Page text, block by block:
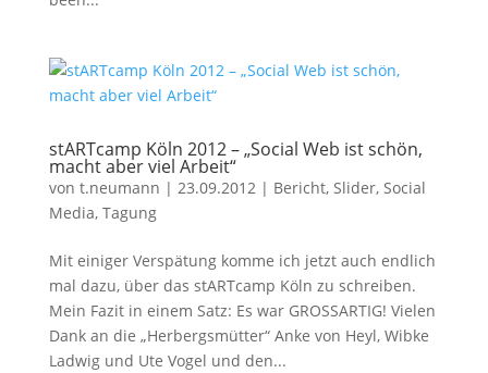
stARTcamp Köln 2012 – „Social Web ist schön,
macht aber viel Arbeit“
von t.neumann | 23.09.2012| Bericht, Slider, Social
Media, Tagung
Mit einiger Verspätung komme ich jetzt auch endlich
mal dazu, über das stARTcamp Köln zu schreiben.
Mein Fazit in einem Satz: Es war GROSSARTIG! Vielen
Dank an die „Herbergsmütter“ Anke von Heyl, Wibke
Ladwig und Ute Vogel und den...